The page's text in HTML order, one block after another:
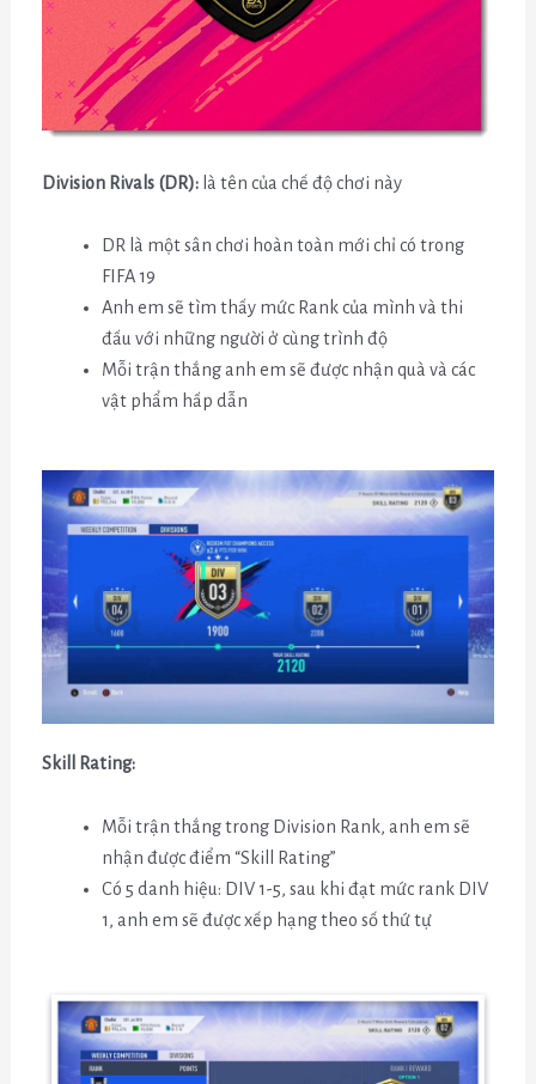
Division Rivals (DR): là tên của chế độ chơi này
DR là một sân chơi hoàn toàn mới chỉ có trong
FIFA 19
Anh em sẽ tìm thấy mức Rank của mình và thi
đấu với những người ở cùng trình độ
Mỗi trận thắng anh em sẽ được nhận quà và các
vật phẩm hấp dẫn
Skill Rating:
Mỗi trận thắng trong Division Rank, anh em sẽ
nhận được điểm “Skill Rating”
Có 5 danh hiệu: DIV 1-5, sau khi đạt mức rank DIV
1, anh em sẽ được xếp hạng theo số thứ tự